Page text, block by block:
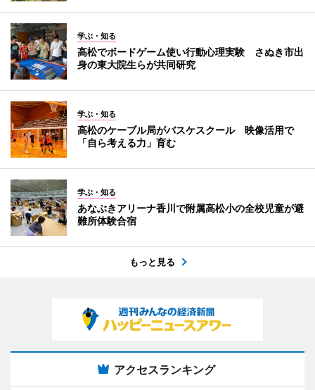
学ぶ・知る
高松でボードゲーム使い行動心理実験 さぬき市出
身の東大院生らが共同研究
学ぶ・知る
高松のケーブル局がバスケスクール 映像活用で
「自ら考える力」育む
学ぶ・知る
あなぶきアリーナ香川で附属高松小の全校児童が避
難所体験合宿
もっと見る
アクセスランキング